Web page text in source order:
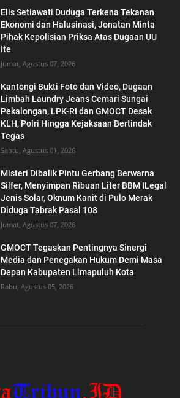
Elis Setiawati Duduga Terkena Tekanan
Ekonomi dan Halusinasi, Jonatan Minta
Pihak Kepolisian Priksa Atas Dugaan UU
Ite
Jumat, Agustus 07, 2026
Kantongi Bukti Foto dan Video, Dugaan
Limbah Laundry Jeans Cemari Sungai
Pekalongan, LPK-RI dan GMOCT Desak
KLH, Polri Hingga Kejaksaan Bertindak
Tegas
Sabtu, Agustus 01, 2026
Misteri Dibalik Pintu Gerbang Berwarna
Silfer, Menyimpan Ribuan Liter BBM ILegal
Jenis Solar, Oknum Kanit di Pulo Merak
Diduga Tabrak Pasal 108
Jumat, Agustus 07, 2026
GMOCT Tegaskan Pentingnya Sinergi
Media dan Penegakan Hukum Demi Masa
Depan Kabupaten Limapuluh Kota
Rabu, Agustus 05, 2026